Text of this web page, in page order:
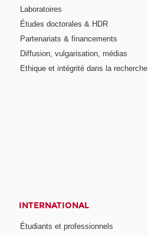
Laboratoires
Études doctorales & HDR
Partenariats & financements
Diffusion, vulgarisation, médias
Ethique et intégrité dans la recherche
INTERNATIONAL
Étudiants et professionnels